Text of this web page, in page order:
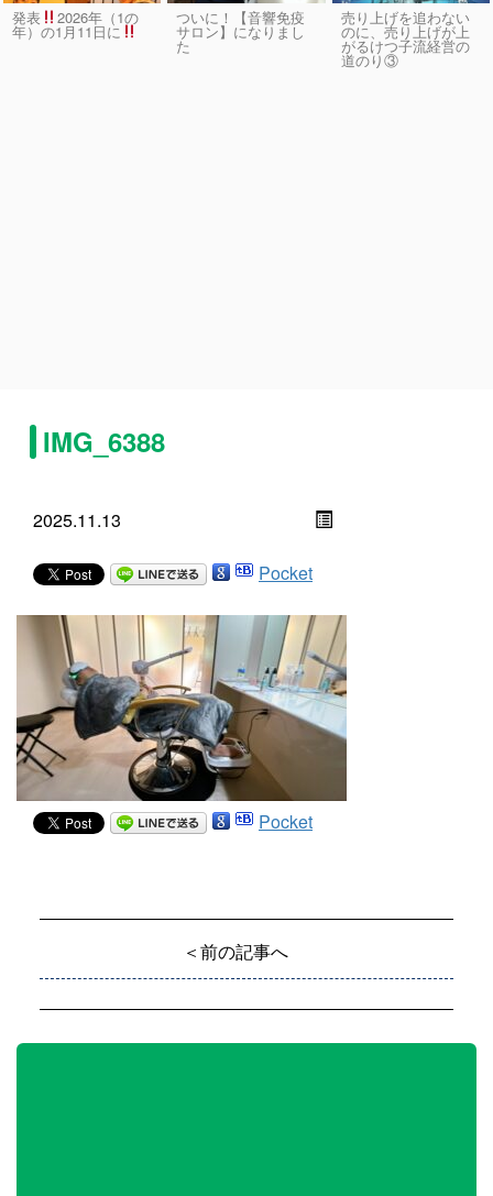
発表 2026年（1の
年）の1月11日に
ついに！【音響免疫
サロン】になりまし
た
売り上げを追わない
のに、売り上げが上
がるけつ子流経営の
道のり③
IMG_6388
2025.11.13
Pocket
Pocket
＜前の記事へ